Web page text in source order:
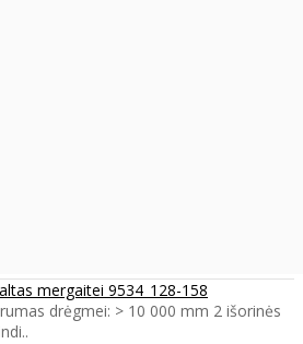
mergaitei 9534_128-158
drėgmei: > 10 000 mm 2 išorinės